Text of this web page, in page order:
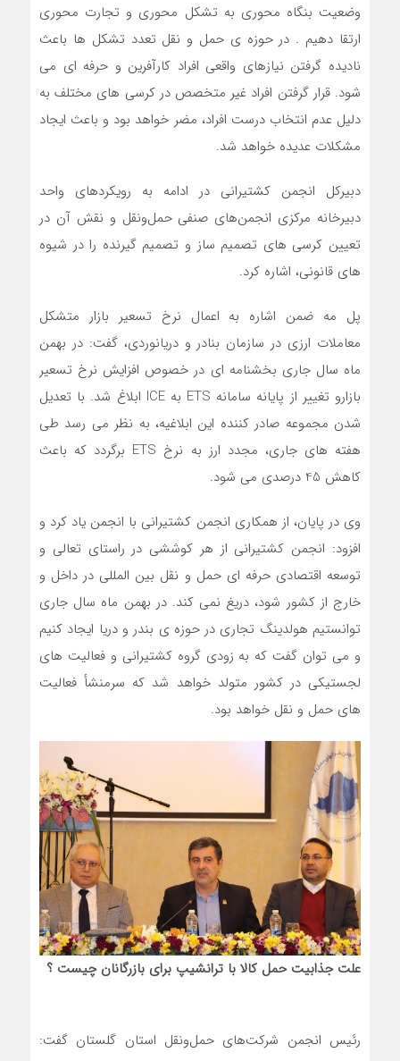
وضعیت بنگاه محوری به تشکل محوری و تجارت محوری
ارتقا دهیم . در حوزه ی حمل و نقل تعدد تشکل ها باعث
نادیده گرفتن نیازهای واقعی افراد کارآفرین و حرفه ای می
شود. قرار گرفتن افراد غیر متخصص در کرسی های مختلف به
دلیل عدم انتخاب درست افراد، مضر خواهد بود و باعث ایجاد
مشکلات عدیده خواهد شد.
دبیرکل انجمن کشتیرانی در ادامه به رویکردهای واحد
دبیرخانه مرکزی انجمن‌های صنفی حمل‌ونقل و نقش آن در
تعیین کرسی های تصمیم ساز و تصمیم گیرنده را در شیوه
های قانونی، اشاره کرد.
پل مه ضمن اشاره به اعمال نرخ تسعیر بازار متشکل
معاملات ارزی در سازمان بنادر و دریانوردی، گفت: در بهمن
ماه سال جاری بخشنامه ای در خصوص افزایش نرخ تسعیر
بازارو تغییر از پایانه سامانه ETS به ICE ابلاغ شد. با تعدیل
شدن مجموعه صادر کننده این ابلاغیه، به نظر می رسد طی
هفته های جاری، مجدد ارز به نرخ ETS برگردد که باعث
کاهش 45 درصدی می شود.
وی در پایان، از همکاری انجمن کشتیرانی با انجمن یاد کرد و
افزود: انجمن کشتیرانی از هر کوششی در راستای تعالی و
توسعه اقتصادی حرفه ای حمل و نقل بین المللی در داخل و
خارج از کشور شود، دریغ نمی کند. در بهمن ماه سال جاری
توانستیم هولدینگ تجاری در حوزه ی بندر و دریا ایجاد کنیم
و می توان گفت که به زودی گروه کشتیرانی و فعالیت های
لجستیکی در کشور متولد خواهد شد که سرمنشأ فعالیت
های حمل و نقل خواهد بود.
علت جذابیت حمل کالا با ترانشیپ برای بازرگانان چیست ؟
رئیس انجمن شرکت‌های حمل‌ونقل استان گلستان گفت: